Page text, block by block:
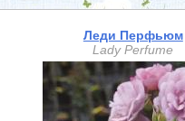
Леди Перфьюм
Lady Perfume